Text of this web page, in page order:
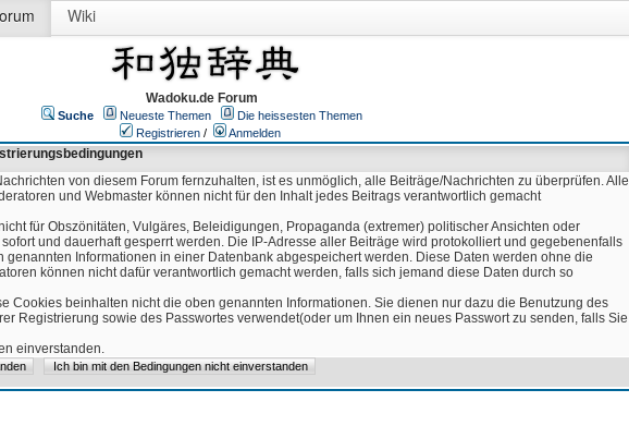
Wiki
Wadoku.de Forum
Suche Neueste Themen
Die heissesten Themen
Registrieren / Anmelden
von diesem Forum fernzuhalten, ist es unmöglich, alle Beiträge/Nachrichten zu überprüfen. Alle
und Webmaster können nicht für den Inhalt jedes Beitrags verantwortlich gemacht
für Obszönitäten, Vulgäres, Beleidigungen, Propaganda (extremer) politischer Ansichten oder
und dauerhaft gesperrt werden. Die IP-Adresse aller Beiträge wird protokolliert und gegebenenfalls
Informationen in einer Datenbank abgespeichert werden. Diese Daten werden ohne die
können nicht dafür verantwortlich gemacht werden, falls sich jemand diese Daten durch so
Cookies beinhalten nicht die oben genannten Informationen. Sie dienen nur dazu die Benutzung des
Registrierung sowie des Passwortes verwendet(oder um Ihnen ein neues Passwort zu senden, falls Sie
einverstanden.